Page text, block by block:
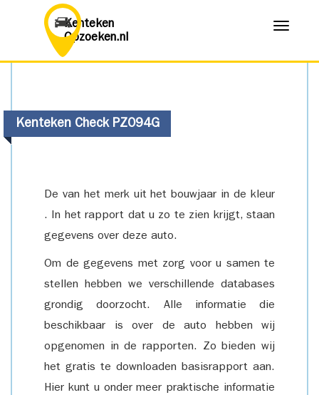
Kenteken
Opzoeken.nl
Menu
Kenteken Check PZ094G
De van het merk uit het bouwjaar in de kleur
. In het rapport dat u zo te zien krijgt, staan
gegevens over deze auto.
Om de gegevens met zorg voor u samen te
stellen hebben we verschillende databases
grondig doorzocht. Alle informatie die
beschikbaar is over de auto hebben wij
opgenomen in de rapporten. Zo bieden wij
het gratis te downloaden basisrapport aan.
Hier kunt u onder meer praktische informatie